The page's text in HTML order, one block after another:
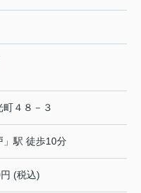
町４８－３
」駅 徒歩10分
(税込)